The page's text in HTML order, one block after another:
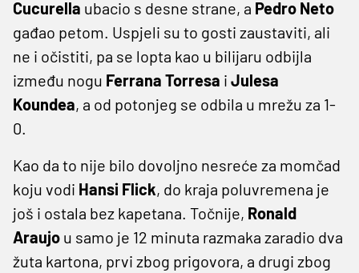
Cucurella ubacio s desne strane, a Pedro Neto
gađao petom. Uspjeli su to gosti zaustaviti, ali
ne i očistiti, pa se lopta kao u bilijaru odbijla
između nogu Ferrana Torresa i Julesa
Koundea, a od potonjeg se odbila u mrežu za 1-
0.
Kao da to nije bilo dovoljno nesreće za momčad
koju vodi Hansi Flick, do kraja poluvremena je
još i ostala bez kapetana. Točnije, Ronald
Araujo u samo je 12 minuta razmaka zaradio dva
žuta kartona, prvi zbog prigovora, a drugi zbog